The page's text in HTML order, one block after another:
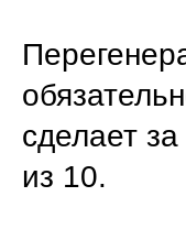
сделает
из 10.